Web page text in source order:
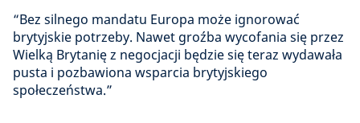
“Bez silnego mandatu Europa może ignorować
brytyjskie potrzeby. Nawet groźba wycofania się przez
Wielką Brytanię z negocjacji będzie się teraz wydawała
pusta i pozbawiona wsparcia brytyjskiego
społeczeństwa.”